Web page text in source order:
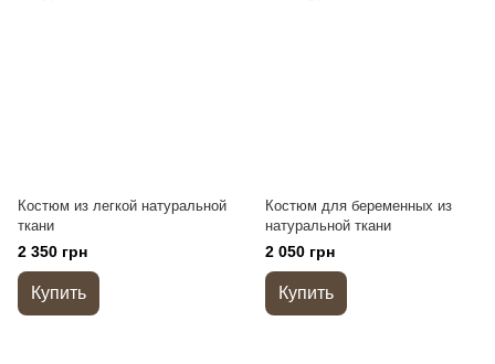
Костюм из легкой натуральной
ткани
2 350 грн
Купить
Костюм для беременных из
натуральной ткани
2 050 грн
Купить